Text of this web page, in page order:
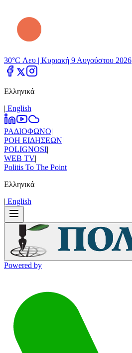
30°C Λευ | Κυριακή 9 Αυγούστου 2026
Ελληνικά
| Εnglish
ΡΑΔΙΟΦΩΝΟ|
ΡΟΗ ΕΙΔΗΣΕΩΝ|
POLIGNOSI|
WEB TV|
Politis To The Point
Ελληνικά
| Εnglish
Powered by